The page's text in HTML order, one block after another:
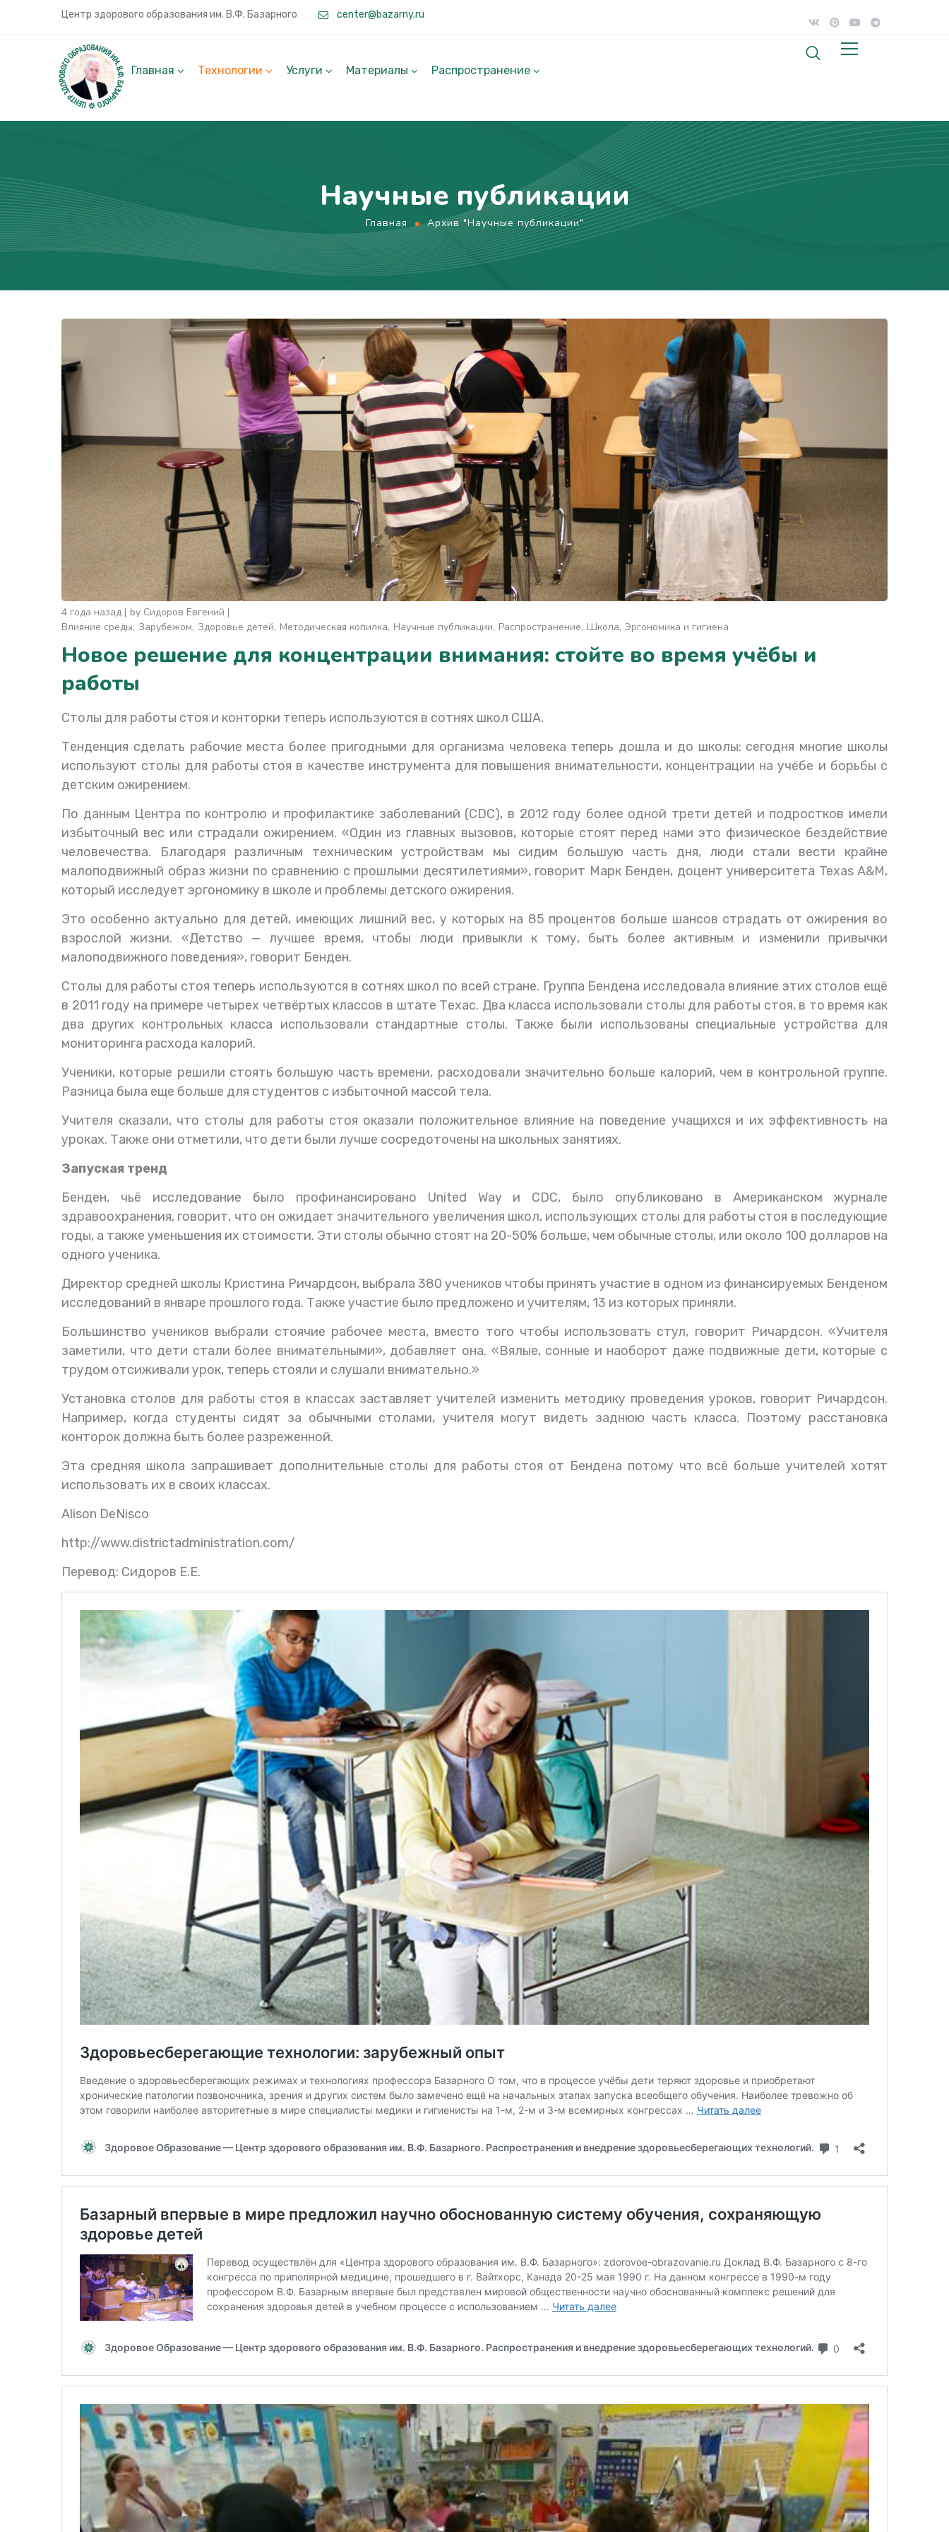
Центр здорового образования им. В.Ф. Базарного center@bazarny.ru
Главная Технологии Услуги Материалы Распространение
Научные публикации
Главная Архив "Научные публикации"
4 года назад by Сидоров Евгений
Влияние среды Зарубежом Здоровье детей Методическая копилка Научные публикации Распространение Школа Эргономика и гигиена
Новое решение для концентрации внимания: cтойте во время учёбы и
работы
Столы для работы стоя и конторки теперь используются в сотнях школ США.
Тенденция сделать рабочие места более пригодными для организма человека теперь дошла и до школы: сегодня многие школы
используют столы для работы стоя в качестве инструмента для повышения внимательности, концентрации на учёбе и борьбы с
детским ожирением.
По данным Центра по контролю и профилактике заболеваний (CDC), в 2012 году более одной трети детей и подростков имели
избыточный вес или страдали ожирением. «Один из главных вызовов, которые стоят перед нами это физическое бездействие
человечества. Благодаря различным техническим устройствам мы сидим большую часть дня, люди стали вести крайне
малоподвижный образ жизни по сравнению с прошлыми десятилетиями», говорит Марк Бенден, доцент университета Texas A&M,
который исследует эргономику в школе и проблемы детского ожирения.
Это особенно актуально для детей, имеющих лишний вес, у которых на 85 процентов больше шансов страдать от ожирения во
взрослой жизни. «Детство — лучшее время, чтобы люди привыкли к тому, быть более активным и изменили привычки
малоподвижного поведения», говорит Бенден.
Столы для работы стоя теперь используются в сотнях школ по всей стране. Группа Бендена исследовала влияние этих столов ещё
в 2011 году на примере четырех четвёртых классов в штате Техас. Два класса использовали столы для работы стоя, в то время как
два других контрольных класса использовали стандартные столы. Также были использованы специальные устройства для
мониторинга расхода калорий.
Ученики, которые решили стоять большую часть времени, расходовали значительно больше калорий, чем в контрольной группе.
Разница была еще больше для студентов с избыточной массой тела.
Учителя сказали, что столы для работы стоя оказали положительное влияние на поведение учащихся и их эффективность на
уроках. Также они отметили, что дети были лучше сосредоточены на школьных занятиях.
Запуская тренд
Бенден, чьё исследование было профинансировано United Way и CDC, было опубликовано в Американском журнале
здравоохранения, говорит, что он ожидает значительного увеличения школ, использующих столы для работы стоя в последующие
годы, а также уменьшения их стоимости. Эти столы обычно стоят на 20-50% больше, чем обычные столы, или около 100 долларов на
одного ученика.
Директор средней школы Кристина Ричардсон, выбрала 380 учеников чтобы принять участие в одном из финансируемых Бенденом
исследований в январе прошлого года. Также участие было предложено и учителям, 13 из которых приняли.
Большинство учеников выбрали стоячие рабочее места, вместо того чтобы использовать стул, говорит Ричардсон. «Учителя
заметили, что дети стали более внимательными», добавляет она. «Вялые, сонные и наоборот даже подвижные дети, которые с
трудом отсиживали урок, теперь стояли и слушали внимательно.»
Установка столов для работы стоя в классах заставляет учителей изменить методику проведения уроков, говорит Ричардсон.
Например, когда студенты сидят за обычными столами, учителя могут видеть заднюю часть класса. Поэтому расстановка
конторок должна быть более разреженной.
Эта средняя школа запрашивает дополнительные столы для работы стоя от Бендена потому что всё больше учителей хотят
использовать их в своих классах.
Alison DeNisco
http://www.districtadministration.com/
Перевод: Сидоров Е.Е.